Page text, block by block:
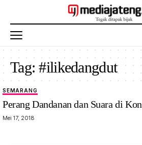
Tag:#ilikedangdut
SEMARANG
Perang Dandanan dan Suara di
Mei 17, 2018